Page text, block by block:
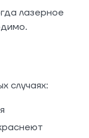
лазерное
случаях: